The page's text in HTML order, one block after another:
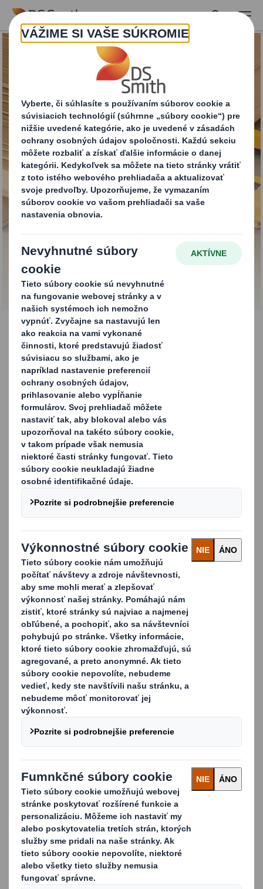
Skip to main content
Palety DS Smith
PaPillOn
KONTAKTUJTE NÁS
Palety DS Smith
PaPillOn
Jednou z najväčších vlastností palety DS Smith PaPillOn
je jej pevnosť – je ideálna pre zaťaženie do 1000
kilogramov. Pevná ako drevo, paleta DS Smith PaPillOn je
vyrobená z recyklovaného papiera s patentovanou
technológiou tvarovania a je najsilnejšou papierovou
paletou na trhu.
Paleta DS Smith PaPillOn je 100% papierový produkt. Je k
dispozícii v rôznych veľkostiach a konštrukciách ( s prekladmi
alebo bez prekladov, s 3 alebo 5 doskami).
Fakty:
(Relevantné iba pre štandardné rozmery)
Šírka:800mm
Dĺžka:1200mm
Výška:144mm
Hmotnosť:7-10 kg, závisí od finálnej konštrukcie
Dvíhanie: možné zo všetkých 4 strán
Nakladacia hmotnosť:
Skladovanie:na podlahe alebo na policiach
Preprava:vhodné pre vysokozdvižné vozíky,
paletové zdviháky, systémy dopravníkových pásov
Materiály:100% recyklovaný papier, lepidlo na
vodnej báze
Vďaka jedinečnej konštrukcii profilu je paleta robustná a
pevná. Spojovacie body (rohy) sú zlepené na čo najväčšej
ploche a tým spevňujú rám.
Žiadny prach, žiadna špina